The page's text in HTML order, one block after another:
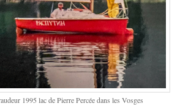
1995 lac de Pierre Percée dans les Vosges